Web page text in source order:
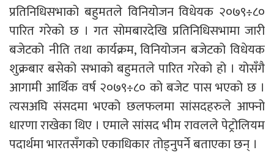
प्रतिनिधिसभाको बहुमतले विनियोजन विधेयक २०७९÷८०
पारित गरेको छ । गत सोमबारदेखि प्रतिनिधिसभामा जारी
बजेटको नीति तथा कार्यक्रम, विनियोजन बजेटको विधेयक
शुक्रबार बसेको सभाको बहुमतले पारित गरेको हो । योसँगै
आगामी आर्थिक वर्ष २०७९÷८० को बजेट पास भएको छ ।
त्यसअघि संसदमा भएको छलफलमा सांसदहरुले आफ्नो
धारणा राखेका थिए । एमाले सांसद भीम रावलले पेट्रोलियम
पदार्थमा भारतसँगको एकाधिकार तोड्नुपर्ने बताएका छन् ।